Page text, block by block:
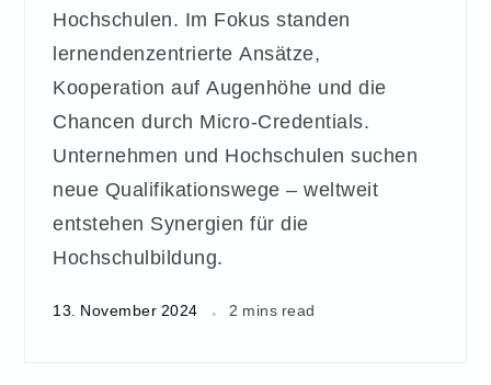
Hochschulen. Im Fokus standen
lernendenzentrierte Ansätze,
Kooperation auf Augenhöhe und die
Chancen durch Micro-Credentials.
Unternehmen und Hochschulen suchen
neue Qualifikationswege – weltweit
entstehen Synergien für die
Hochschulbildung.
13. November 2024 2 mins read